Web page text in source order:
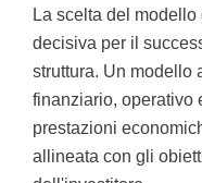
La scelta del
decisiva per il
struttura. Un modello
finanziario, operativo
prestazioni
allineata con gli